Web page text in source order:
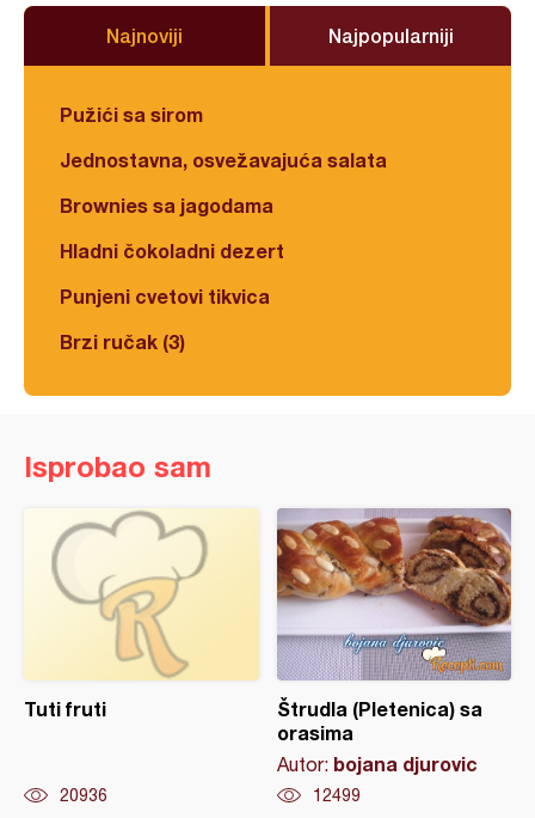
Najnoviji Najpopularniji
Pužići sa sirom
Jednostavna, osvežavajuća salata
Brownies sa jagodama
Hladni čokoladni dezert
Punjeni cvetovi tikvica
Brzi ručak (3)
Isprobao sam
Tuti fruti
20936
Štrudla (Pletenica) sa
orasima
Autor: bojana djurovic
12499